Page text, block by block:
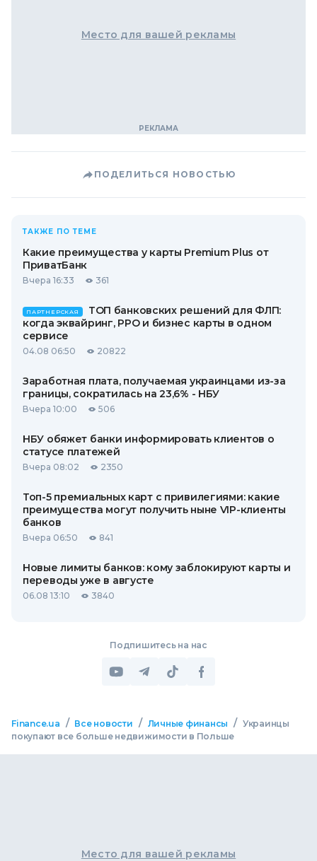
Место для вашей рекламы
ПОДЕЛИТЬСЯ НОВОСТЬЮ
ТАКЖЕ ПО ТЕМЕ
Какие преимущества у карты Premium Plus от
ПриватБанк
Вчера 16:33 361
ПАРТНЕРСКАЯ
ТОП банковских решений для ФЛП:
когда эквайринг, РРО и бизнес карты в одном
сервисе
04.08 06:50 20822
Заработная плата, получаемая украинцами из-за
границы, сократилась на 23,6% - НБУ
Вчера 10:00 506
НБУ обяжет банки информировать клиентов о
статусе платежей
Вчера 08:02 2350
Топ-5 премиальных карт с привилегиями: какие
преимущества могут получить ныне VIP-клиенты
банков
Вчера 06:50 841
Новые лимиты банков: кому заблокируют карты и
переводы уже в августе
06.08 13:10 3840
Подпишитесь на нас
Finance.ua / Все новости / Личные финансы / Украинцы
покупают все больше недвижимости в Польше
Место для вашей рекламы